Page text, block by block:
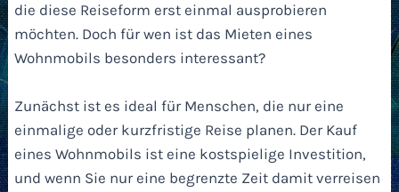
die diese Reiseform erst einmal ausprobieren
möchten. Doch für wen ist das Mieten eines
Wohnmobils besonders interessant?
Zunächst ist es ideal für Menschen, die nur eine
einmalige oder kurzfristige Reise planen. Der Kauf
eines Wohnmobils ist eine kostspielige Investition,
und wenn Sie nur eine begrenzte Zeit damit verreisen